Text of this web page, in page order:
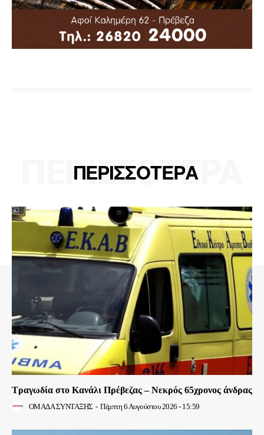
ΠΕΡΙΣΣΟΤΕΡΑ
ΠΕΡΙΣΣΟΤΕΡΑ
Τραγωδία στο Κανάλι Πρέβεζας – Νεκρός 65χρονος άνδρας
ΟΜΑΔΑ ΣΥΝΤΑΞΗΣ - Πέμπτη 6 Αυγούστου 2026 - 15:59